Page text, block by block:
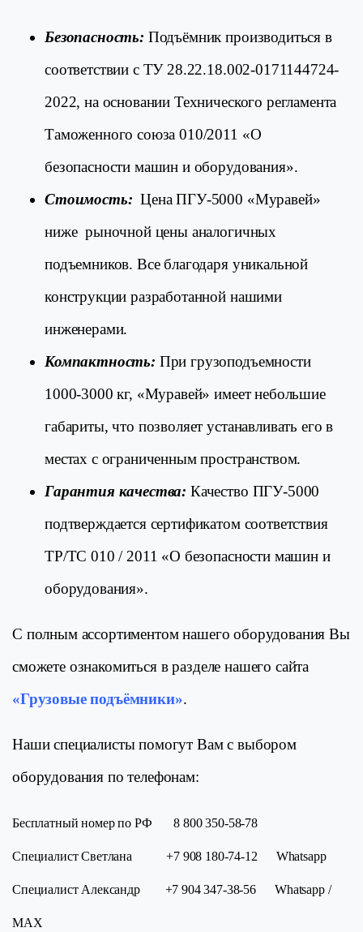
Безопасность: Подъёмник производиться в
соответствии с ТУ 28.22.18.002-0171144724-
2022, на основании Технического регламента
Таможенного союза 010/2011 «О
безопасности машин и оборудования».
Стоимость: Цена ПГУ-5000 «Муравей»
ниже рыночной цены аналогичных
подъемников. Все благодаря уникальной
конструкции разработанной нашими
инженерами.
Компактность: При грузоподъемности
1000-3000 кг, «Муравей» имеет небольшие
габариты, что позволяет устанавливать его в
местах с ограниченным пространством.
Гарантия качества: Качество ПГУ-5000
подтверждается сертификатом соответствия
ТР/ТС 010 / 2011 «О безопасности машин и
оборудования».
С полным ассортиментом нашего оборудования Вы
сможете ознакомиться в разделе нашего сайта
«Грузовые подъёмники».
Наши специалисты помогут Вам с выбором
оборудования по телефонам:
Бесплатный номер по РФ 8 800 350-58-78
Специалист Светлана +7 908 180-74-12 Whatsapp
Специалист Александр +7 904 347-38-56 Whatsapp /
МАХ